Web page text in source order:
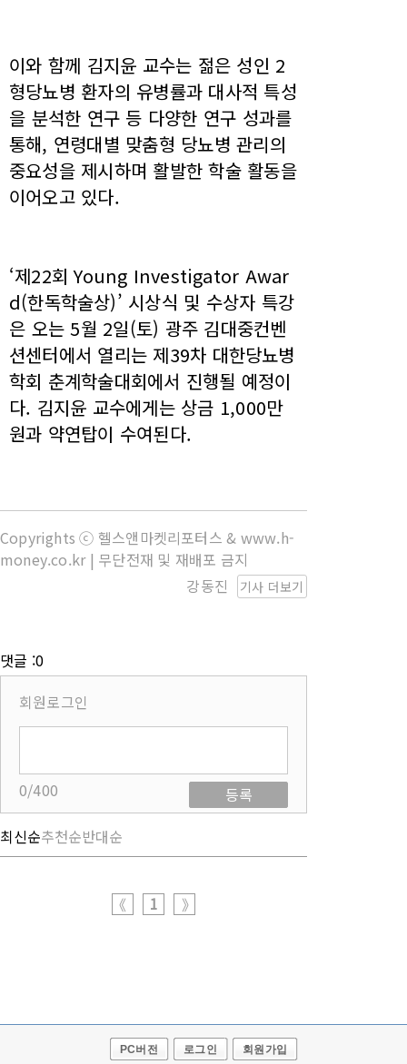
이와 함께 김지윤 교수는 젊은 성인 2
형당뇨병 환자의 유병률과 대사적 특성
을 분석한 연구 등 다양한 연구 성과를
통해, 연령대별 맞춤형 당뇨병 관리의
중요성을 제시하며 활발한 학술 활동을
이어오고 있다.
‘제22회 Young Investigator Awar
d(한독학술상)’ 시상식 및 수상자 특강
은 오는 5월 2일(토) 광주 김대중컨벤
션센터에서 열리는 제39차 대한당뇨병
학회 춘계학술대회에서 진행될 예정이
다. 김지윤 교수에게는 상금 1,000만
원과 약연탑이 수여된다.
Copyrights ⓒ 헬스앤마켓리포터스 & www.h-
money.co.kr | 무단전재 및 재배포 금지
기사 더보기
강동진
댓글 :0
회원로그인
0/400
등록
최신순추천순반대순
《 1 》
PC버전 로그인 회원가입